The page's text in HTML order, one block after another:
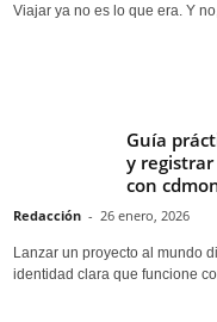
Viajar ya no es lo que era. Y
Guía
y
con
Redacción - 26 enero, 2026
Lanzar un proyecto al mundo
identidad clara que funcione